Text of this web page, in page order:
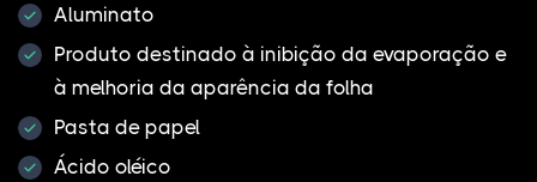
Aluminato
Produto destinado à inibição da evaporação e
à melhoria da aparência da folha
Pasta de papel
Ácido oléico